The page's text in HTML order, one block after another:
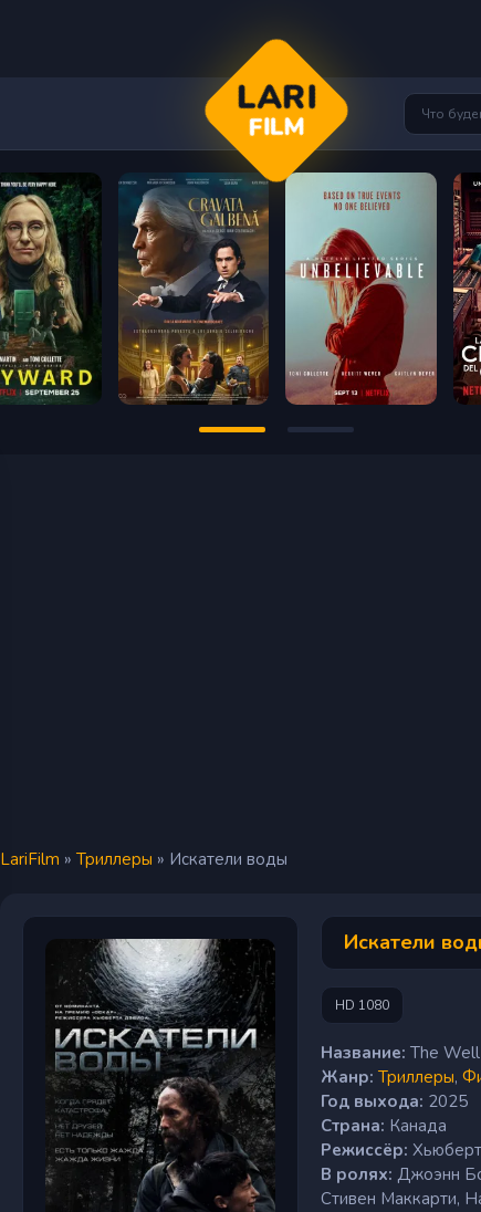
LARI
FILM
LariFilm » Триллеры » Искатели воды
Искатели
HD 1080
Название: The Well
Жанр: Триллеры,
Год выхода: 2025
Страна: Канада
Режиссёр:
В ролях: Джоэнн
Стивен Маккарти,